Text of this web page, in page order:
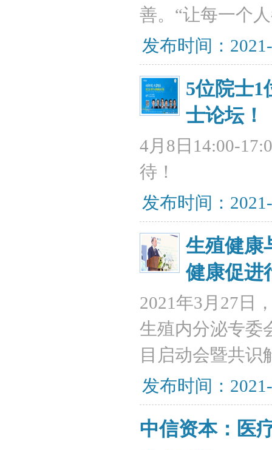
善。“让每一个
发布时间：
5位院士1
士论坛！
4月8日14:00-
待！
发布时间：
生殖健康
健康促进
2021年3月27日
生殖内分泌专委
目启动会暨共识
发布时间：
中信资本：医